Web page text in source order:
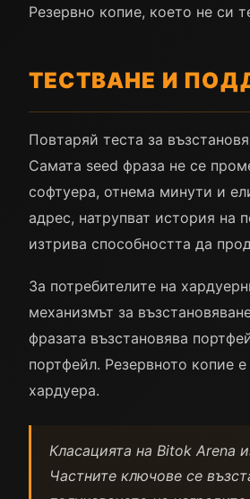
Резервно копие, което не си
ТЕСТВАНЕ И
Повтаряй теста за
Самата seed фраза не се
софтуера, отнема минути и
адрес, натрупват история на
изтрива способността да
За потребителите на
механизмът за
фразата възстановява
портфейл. Резервното копие
хардуера.
Класацията на Bitok Arena
Частните ключове се